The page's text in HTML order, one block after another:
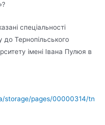
спеціальності
до Тернопільського
імені Івана Пулюя в
storage/pages/00000314/tn